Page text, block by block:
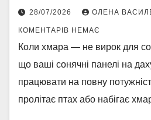
28/07/2026 ОЛЕНА
КОМЕНТАРІВ НЕМАЄ
Коли хмара — не вирок для
що ваші сонячні панелі на
працювати на повну
пролітає птах або набігає